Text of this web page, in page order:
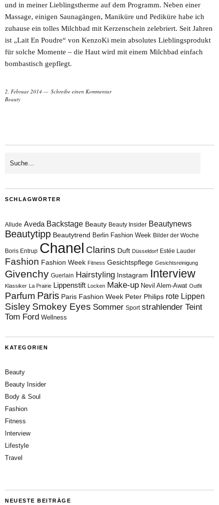
und in meiner Lieblingstherme auf dem Programm. Neben einer
Massage, einigen Saunagängen, Maniküre und Pediküre habe ich
zuhause ein tolles Milchbad mit Kerzenschein zelebriert. Seit Jahren
ist „Lait En Poudre“ von KenzoKi mein absolutes Lieblingsprodukt
für solche Momente – die Haut wird mit einem Milchbad einfach
bombastisch gepflegt.
2. Februar 2014
Schreibe einen Kommentar
Beauty
SCHLAGWÖRTER
Allude Aveda Backstage Beauty Beauty Insider Beautynews
Beautytipp Beautytrend Berlin Fashion Week Bilder der Woche
Boris Entrup Chanel Clarins Duft Düsseldorf Estée Lauder
Fashion Fashion Week Fitness Gesichtspflege Gesichtsreinigung
Givenchy Guerlain Hairstyling Instagram Interview
Klassiker La Prairie Lippenstift Locken Make-up Nevil Alem-Awat Outfit
Parfum Paris Paris Fashion Week Peter Philips rote Lippen
Sisley Smokey Eyes Sommer Sport strahlender Teint
Tom Ford Wellness
KATEGORIEN
Beauty
Beauty Insider
Body & Soul
Fashion
Fitness
Interview
Lifestyle
Travel
NEUESTE BEITRÄGE